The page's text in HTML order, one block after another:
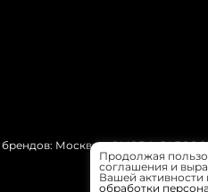
Москвич, OMODA,
Продолжая
соглашения и
Вашей активности
обработки